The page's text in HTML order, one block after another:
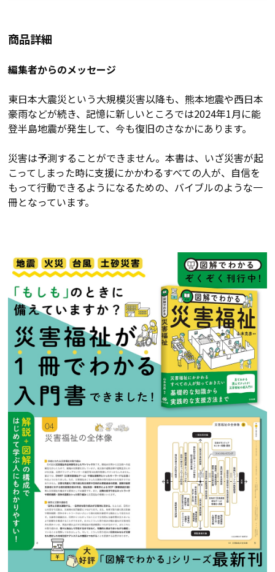
商品詳細
編集者からのメッセージ
東日本大震災という大規模災害以降も、熊本地震や西日本
豪雨などが続き、記憶に新しいところでは2024年1月に能
登半島地震が発生して、今も復旧のさなかにあります。
災害は予測することができません。本書は、いざ災害が起
こってしまった時に支援にかかわるすべての人が、自信を
もって行動できるようになるための、バイブルのような一
冊となっています。